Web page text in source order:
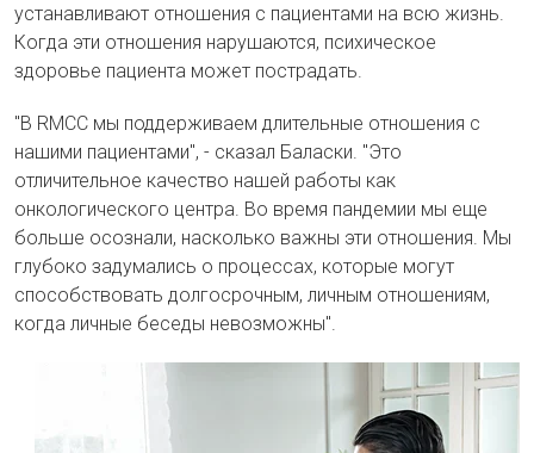
устанавливают отношения с пациентами на всю жизнь.
Когда эти отношения нарушаются, психическое
здоровье пациента может пострадать.
"В RMCC мы поддерживаем длительные отношения с
нашими пациентами", - сказал Баласки. "Это
отличительное качество нашей работы как
онкологического центра. Во время пандемии мы еще
больше осознали, насколько важны эти отношения. Мы
глубоко задумались о процессах, которые могут
способствовать долгосрочным, личным отношениям,
когда личные беседы невозможны".